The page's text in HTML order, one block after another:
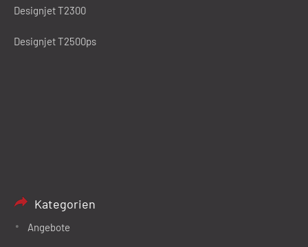
Designjet T2300
Designjet T2500ps
Kategorien
Angebote